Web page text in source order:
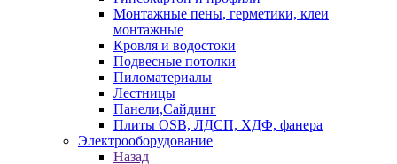
Монтажные пены, герметики, клеи
монтажные
Кровля и водостоки
Подвесные потолки
Пиломатериалы
Лестницы
Панели,Сайдинг
Плиты OSB, ЛДСП, ХДФ, фанера
Электрооборудование
Назад